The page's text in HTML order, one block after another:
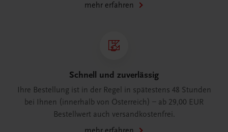
mehr erfahren
Schnell und zuverlässig
Ihre Bestellung ist in der Regel in spätestens 48 Stunden
bei Ihnen (innerhalb von Österreich) – ab 29,00 EUR
Bestellwert auch versandkostenfrei.